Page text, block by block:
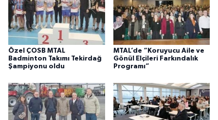
Özel ÇOSB MTAL
Badminton Takımı Tekirdağ
Şampiyonu oldu
MTAL’de “Koruyucu Aile ve
Gönül Elçileri Farkındalık
Programı”